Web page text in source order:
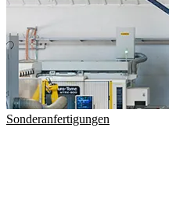
Sonderanfertigungen